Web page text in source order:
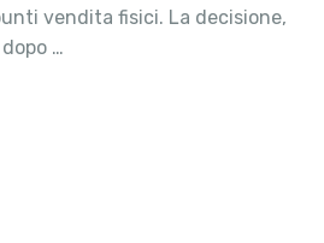
vendita fisici. La decisione,
…